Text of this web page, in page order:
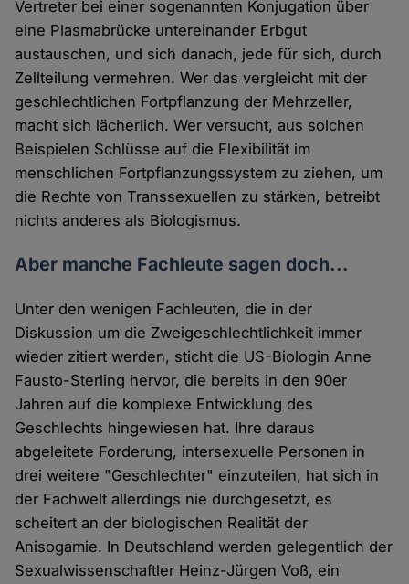
Vertreter bei einer sogenannten Konjugation über
eine Plasmabrücke untereinander Erbgut
austauschen, und sich danach, jede für sich, durch
Zellteilung vermehren. Wer das vergleicht mit der
geschlechtlichen Fortpflanzung der Mehrzeller,
macht sich lächerlich. Wer versucht, aus solchen
Beispielen Schlüsse auf die Flexibilität im
menschlichen Fortpflanzungssystem zu ziehen, um
die Rechte von Transsexuellen zu stärken, betreibt
nichts anderes als Biologismus.
Aber manche Fachleute sagen doch...
Unter den wenigen Fachleuten, die in der
Diskussion um die Zweigeschlechtlichkeit immer
wieder zitiert werden, sticht die US-Biologin Anne
Fausto-Sterling hervor, die bereits in den 90er
Jahren auf die komplexe Entwicklung des
Geschlechts hingewiesen hat. Ihre daraus
abgeleitete Forderung, intersexuelle Personen in
drei weitere "Geschlechter" einzuteilen, hat sich in
der Fachwelt allerdings nie durchgesetzt, es
scheitert an der biologischen Realität der
Anisogamie. In Deutschland werden gelegentlich der
Sexualwissenschaftler Heinz-Jürgen Voß, ein
Cookies